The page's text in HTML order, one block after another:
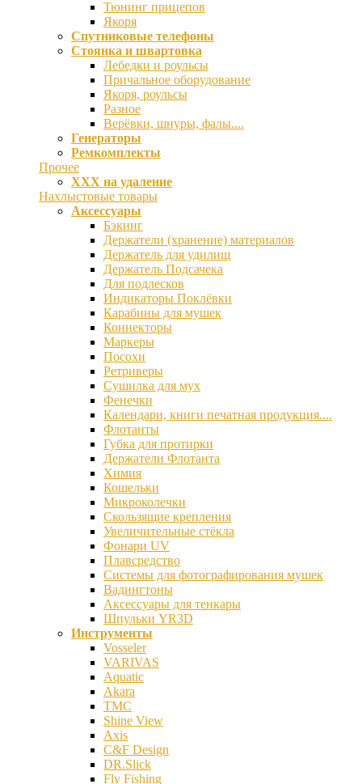
Тюнинг прицепов
Якоря
Спутниковые телефоны
Стоянка и швартовка
Лебедки и роульсы
Причальное оборудование
Якоря, роульсы
Разное
Верёвки, шнуры, фалы....
Генераторы
Ремкомплекты
Прочее
ХХХ на удаление
Нахлыстовые товары
Аксессуары
Бэкинг
Держатели (хранение) материалов
Держатель для удилищ
Держатель Подсачека
Для подлесков
Индикаторы Поклёвки
Карабины для мушек
Коннекторы
Маркеры
Посохи
Ретриверы
Сушилка для мух
Фенечки
Календари, книги печатная продукция....
Флотанты
Губка для протирки
Держатели Флотанта
Химия
Кошельки
Микроколечки
Скользящие крепления
Увеличительные стёкла
Фонари UV
Плавсредство
Системы для фотографирования мушек
Вадингтоны
Аксессуары для тенкары
Шпульки YR3D
Инструменты
Vosseler
VARIVAS
Aquatic
Akara
TMC
Shine View
Axis
C&F Design
DR.Slick
Fly Fishing